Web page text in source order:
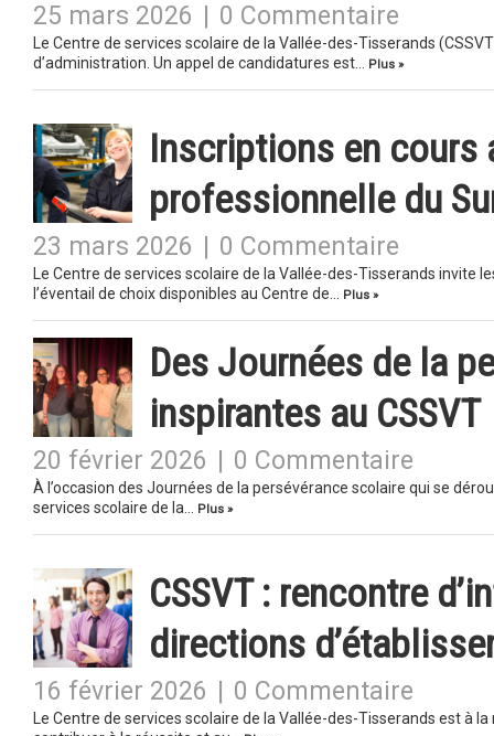
25 mars 2026 0 Commentaire
Le Centre de services scolaire de la Vallée-des-Tisserands
d’administration. Un appel de candidatures est…
Plus »
Inscriptions en cours
professionnelle du
23 mars 2026 0 Commentaire
Le Centre de services scolaire de la Vallée-des-Tisserands invite
l’éventail de choix disponibles au Centre de…
Plus »
Des Journées de la
inspirantes au CSSVT
20 février 2026 0 Commentaire
À l’occasion des Journées de la persévérance scolaire qui se
services scolaire de la…
Plus »
CSSVT : rencontre
directions
16 février 2026 0 Commentaire
Le Centre de services scolaire de la Vallée-des-Tisserands est à